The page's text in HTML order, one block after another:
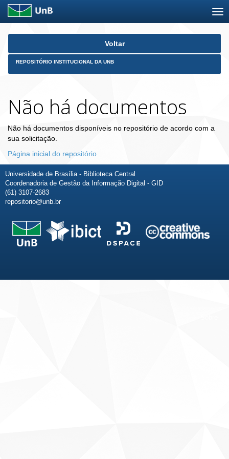
Skip
Voltar
REPOSITÓRIO INSTITUCIONAL DA UNB
Não há documentos
Não há documentos disponíveis no repositório de acordo com a
sua solicitação.
Página inicial do repositório
Universidade de Brasília - Biblioteca Central
Coordenadoria de Gestão da Informação Digital - GID
(61) 3107-2683
repositorio@unb.br